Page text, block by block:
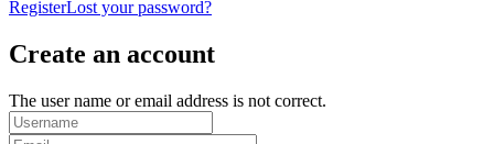
RegisterLost your password?
Create an account
The user name or email address is not correct.